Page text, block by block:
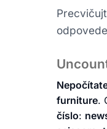
furniture.
číslo: